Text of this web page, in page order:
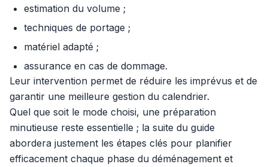
estimation du volume ;
techniques de portage ;
matériel adapté ;
assurance en cas de dommage.
Leur intervention permet de réduire les imprévus et de
garantir une meilleure gestion du calendrier.
Quel que soit le mode choisi, une préparation
minutieuse reste essentielle ; la suite du guide
abordera justement les étapes clés pour planifier
efficacement chaque phase du déménagement et